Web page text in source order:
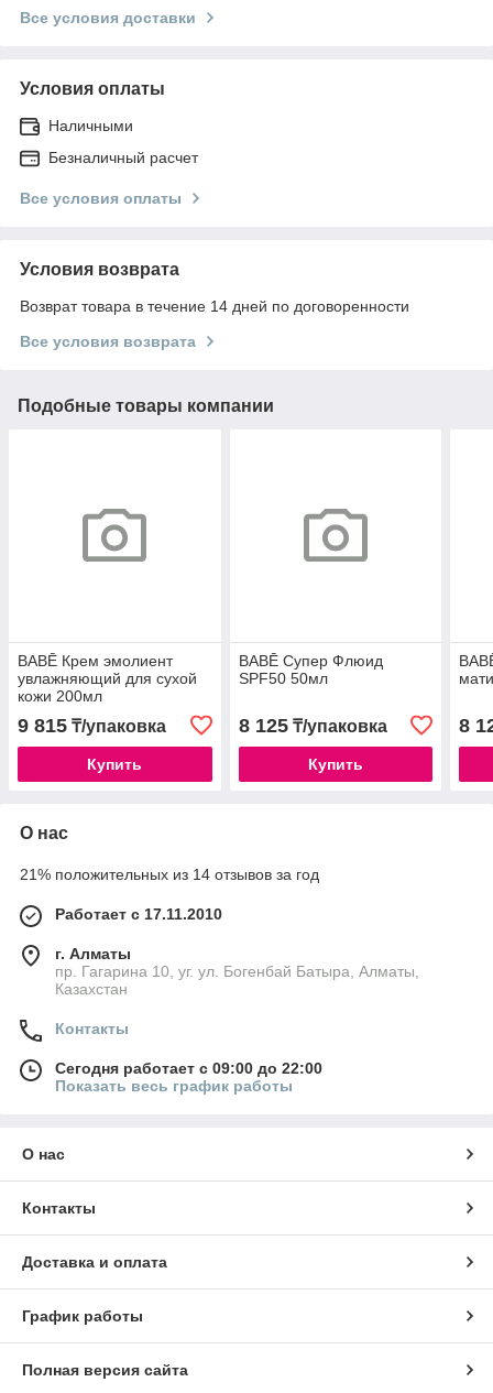
Все условия доставки
Условия оплаты
Наличными
Безналичный расчет
Все условия оплаты
Условия возврата
Возврат товара в течение 14 дней по договоренности
Все условия возврата
Подобные товары компании
BABĒ Крем эмолиент
увлажняющий для сухой
кожи 200мл
9 815 ₸/упаковка
Купить
BABĒ Супер Флюид
SPF50 50мл
8 125₸/упаковка
Купить
8
О нас
21% положительных из 14 отзывов за год
Работает с 17.11.2010
г. Алматы
пр. Гагарина 10, уг. ул. Богенбай Батыра, Алматы,
Казахстан
Контакты
Сегодня работает с 09:00 до 22:00
Показать весь график работы
О нас
Контакты
Доставка и оплата
График работы
Полная версия сайта